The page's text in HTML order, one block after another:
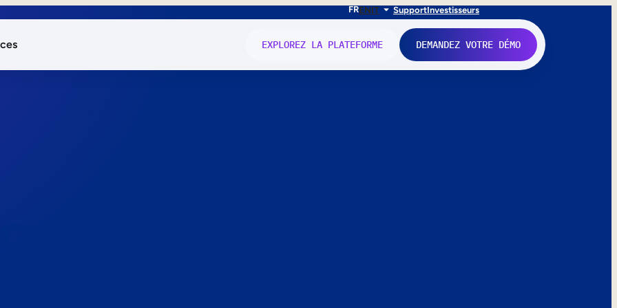
FRENIT SupportInvestisseurs
EXPLOREZ LA PLATEFORME DEMANDEZ VOTRE DÉMO